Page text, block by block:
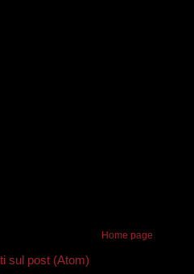
Home page
sul post (Atom)